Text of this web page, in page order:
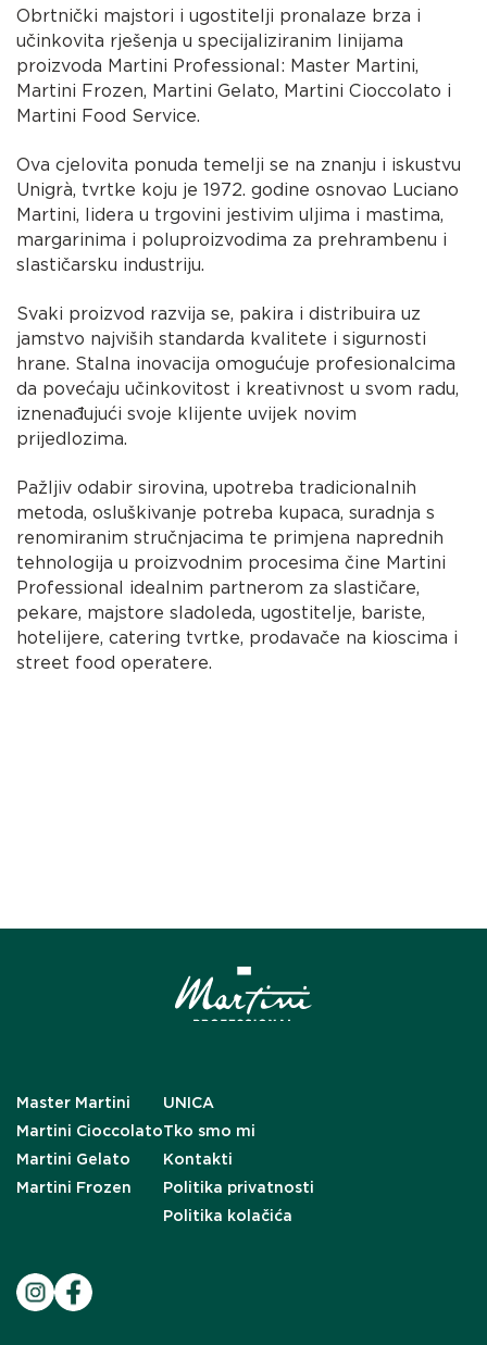
Obrtnički majstori i ugostitelji pronalaze brza i
učinkovita rješenja u specijaliziranim linijama
proizvoda Martini Professional: Master Martini,
Martini Frozen, Martini Gelato, Martini Cioccolato i
Martini Food Service.
Ova cjelovita ponuda temelji se na znanju i iskustvu
Unigrà, tvrtke koju je 1972. godine osnovao Luciano
Martini, lidera u trgovini jestivim uljima i mastima,
margarinima i poluproizvodima za prehrambenu i
slastičarsku industriju.
Svaki proizvod razvija se, pakira i distribuira uz
jamstvo najviših standarda kvalitete i sigurnosti
hrane. Stalna inovacija omogućuje profesionalcima
da povećaju učinkovitost i kreativnost u svom radu,
iznenađujući svoje klijente uvijek novim
prijedlozima.
Pažljiv odabir sirovina, upotreba tradicionalnih
metoda, osluškivanje potreba kupaca, suradnja s
renomiranim stručnjacima te primjena naprednih
tehnologija u proizvodnim procesima čine Martini
Professional idealnim partnerom za slastičare,
pekare, majstore sladoleda, ugostitelje, bariste,
hotelijere, catering tvrtke, prodavače na kioscima i
street food operatere.
Master Martini
Martini Cioccolato
Martini Gelato
Martini Frozen
UNICA
Tko smo mi
Kontakti
Politika privatnosti
Politika kolačića